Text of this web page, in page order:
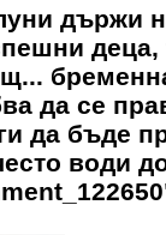
държи
деца,
да се
да бъде
води